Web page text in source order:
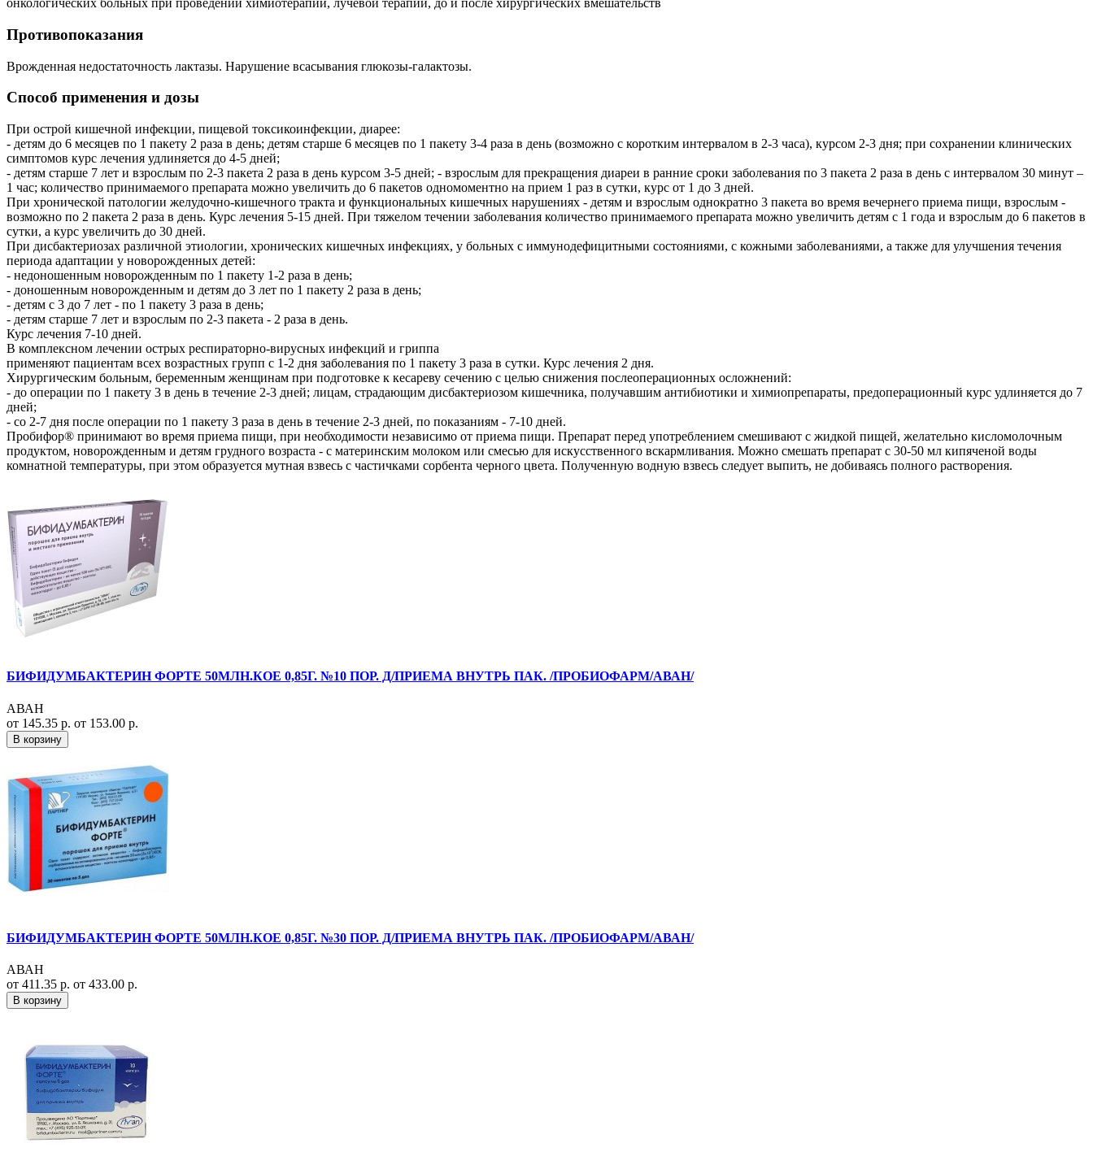
онкологических больных при проведении химиотерапии, лучевой терапии, до и после хирургических вмешательств
Противопоказания
Врожденная недостаточность лактазы. Нарушение всасывания глюкозы-галактозы.
Способ применения и дозы
При острой кишечной инфекции, пищевой токсикоинфекции, диарее:
- детям до 6 месяцев по 1 пакету 2 раза в день; детям старше 6 месяцев по 1 пакету 3-4 раза в день (возможно с коротким интервалом в 2-3 часа), курсом 2-3 дня; при сохранении клинических
симптомов курс лечения удлиняется до 4-5 дней;
- детям старше 7 лет и взрослым по 2-3 пакета 2 раза в день курсом 3-5 дней; - взрослым для прекращения диареи в ранние сроки заболевания по 3 пакета 2 раза в день с интервалом 30 минут –
1 час; количество принимаемого препарата можно увеличить до 6 пакетов одномоментно на прием 1 раз в сутки, курс от 1 до 3 дней.
При хронической патологии желудочно-кишечного тракта и функциональных кишечных нарушениях - детям и взрослым однократно 3 пакета во время вечернего приема пищи, взрослым -
возможно по 2 пакета 2 раза в день. Курс лечения 5-15 дней. При тяжелом течении заболевания количество принимаемого препарата можно увеличить детям с 1 года и взрослым до 6 пакетов в
сутки, а курс увеличить до 30 дней.
При дисбактериозах различной этиологии, хронических кишечных инфекциях, у больных с иммунодефицитными состояниями, с кожными заболеваниями, а также для улучшения течения
периода адаптации у новорожденных детей:
- недоношенным новорожденным по 1 пакету 1-2 раза в день;
- доношенным новорожденным и детям до 3 лет по 1 пакету 2 раза в день;
- детям с 3 до 7 лет - по 1 пакету 3 раза в день;
- детям старше 7 лет и взрослым по 2-3 пакета - 2 раза в день.
Курс лечения 7-10 дней.
В комплексном лечении острых респираторно-вирусных инфекций и гриппа
применяют пациентам всех возрастных групп с 1-2 дня заболевания по 1 пакету 3 раза в сутки. Курс лечения 2 дня.
Хирургическим больным, беременным женщинам при подготовке к кесареву сечению с целью снижения послеоперационных осложнений:
- до операции по 1 пакету 3 в день в течение 2-3 дней; лицам, страдающим дисбактериозом кишечника, получавшим антибиотики и химиопрепараты, предоперационный курс удлиняется до 7
дней;
- со 2-7 дня после операции по 1 пакету 3 раза в день в течение 2-3 дней, по показаниям - 7-10 дней.
Пробифор® принимают во время приема пищи, при необходимости независимо от приема пищи. Препарат перед употреблением смешивают с жидкой пищей, желательно кисломолочным
продуктом, новорожденным и детям грудного возраста - с материнским молоком или смесью для искусственного вскармливания. Можно смешать препарат с 30-50 мл кипяченой воды
комнатной температуры, при этом образуется мутная взвесь с частичками сорбента черного цвета. Полученную водную взвесь следует выпить, не добиваясь полного растворения.
БИФИДУМБАКТЕРИН ФОРТЕ 50МЛН.КОЕ 0,85Г. №10 ПОР. Д/ПРИЕМА ВНУТРЬ ПАК. /ПРОБИОФАРМ/АВАН/
АВАН
от 145.35 р. от 153.00 р.
В корзину
БИФИДУМБАКТЕРИН ФОРТЕ 50МЛН.КОЕ 0,85Г. №30 ПОР. Д/ПРИЕМА ВНУТРЬ ПАК. /ПРОБИОФАРМ/АВАН/
АВАН
от 411.35 р. от 433.00 р.
В корзину